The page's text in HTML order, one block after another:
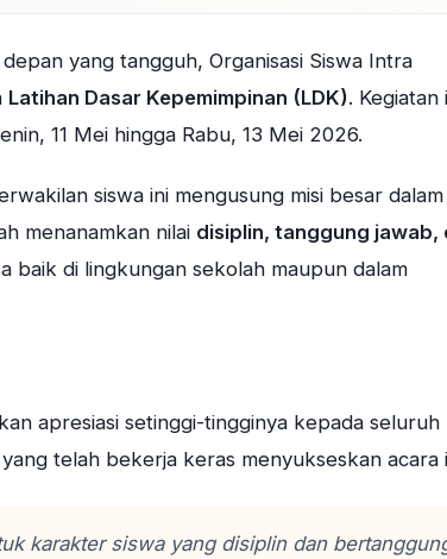
yang tangguh, Organisasi Siswa Intra
Latihan Dasar Kepemimpinan (LDK). Kegiatan
11 Mei hingga Rabu, 13 Mei 2026.
siswa ini mengusung misi besar dalam
menanamkan nilai disiplin, tanggung jawab,
baik di lingkungan sekolah maupun dalam
apresiasi setinggi-tingginya kepada seluruh
telah bekerja keras menyukseskan acara
karakter siswa yang disiplin dan